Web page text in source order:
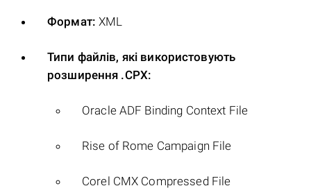
Формат: XML
Типи файлів, які використовують
розширення .CPX:
Oracle ADF Binding Context File
Rise of Rome Campaign File
Corel CMX Compressed File